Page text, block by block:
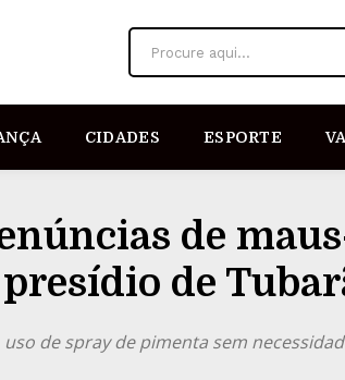
Procure aqui...
CIDADES ESPORTE
de
de
de spray de pimenta sem